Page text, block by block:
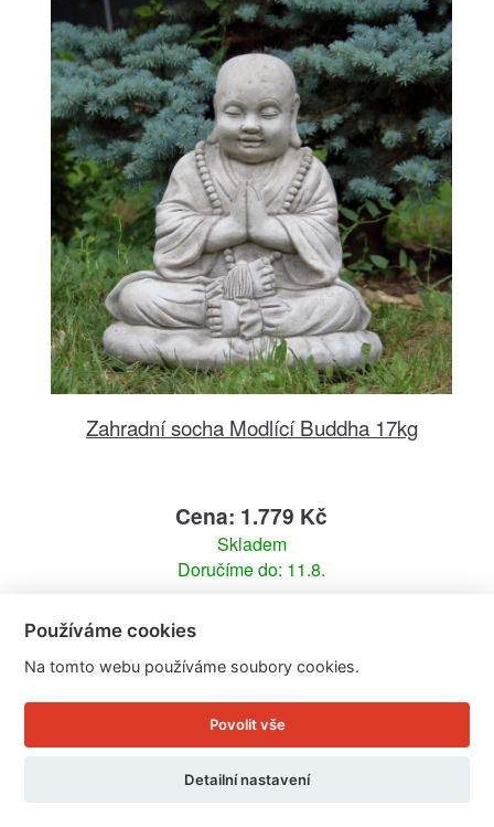
Zahradní socha Modlící Buddha 17kg
Cena: 1.779 Kč
Skladem
Doručíme do: 11.8.
Používáme cookies
Na tomto webu používáme soubory cookies.
Povolit vše
Detailní nastavení